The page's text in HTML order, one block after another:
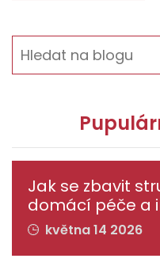
Jak se zbavit
domácí péče a
května 14 2026